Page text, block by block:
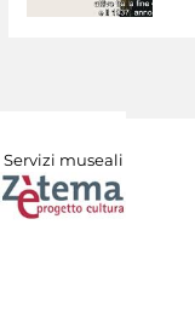
Servizi museali